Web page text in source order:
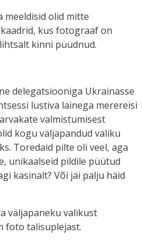
meeldisid olid mitte
kus fotograaf on
kinni püüdnud.
delegatsiooniga Ukrainasse
lustiva lainega merereisi
valmistumisest
kogu väljapandud valiku
Toredaid pilte oli veel, aga
unikaalseid pildile püütud
kasinalt? Või jäi palju häid
väljapaneku valikust
foto talisuplejast.